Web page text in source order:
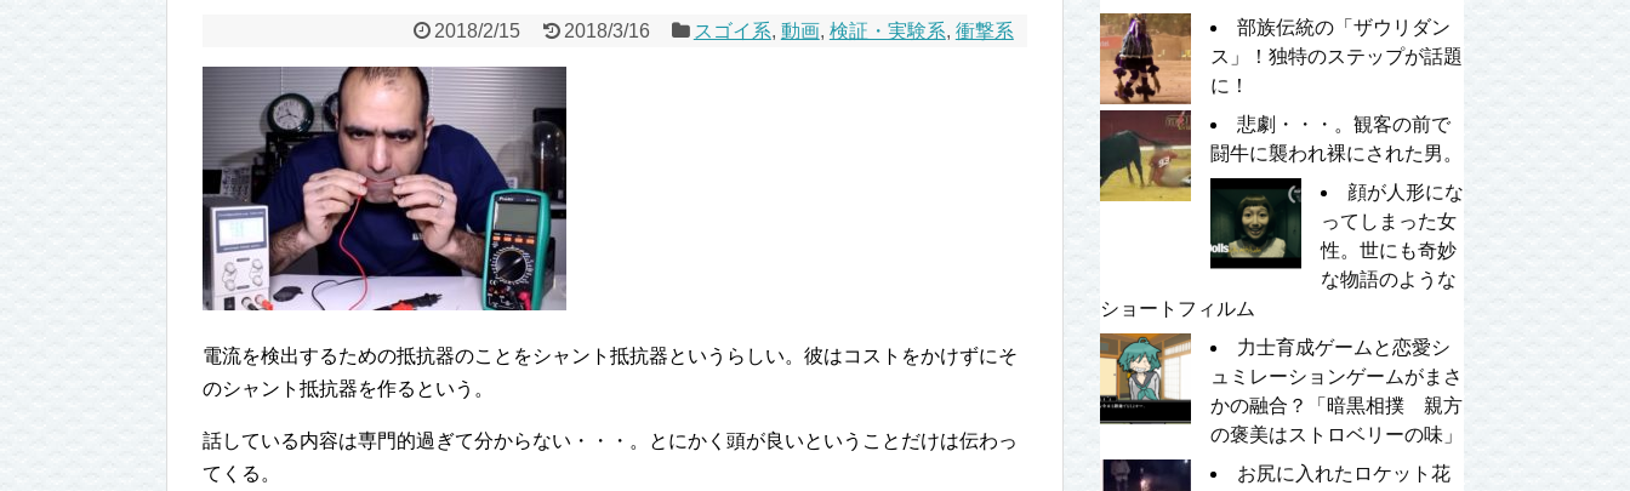
2018/2/15 2018/3/16 スゴイ系, 動画, 検証・実験系, 衝撃系
電流を検出するための抵抗器のことをシャント抵抗器というらしい。彼はコストをかけずにそ
のシャント抵抗器を作るという。
話している内容は専門的過ぎて分からない・・・。とにかく頭が良いということだけは伝わっ
てくる。
部族伝統の「ザウリダン
ス」！独特のステップが話題
に！
悲劇・・・。観客の前で
闘牛に襲われ裸にされた男。
顔が人形にな
ってしまった女
性。世にも奇妙
な物語のような
ショートフィルム
力士育成ゲームと恋愛シ
ュミレーションゲームがまさ
かの融合？「暗黒相撲 親方
の褒美はストロベリーの味」
お尻に入れたロケット花